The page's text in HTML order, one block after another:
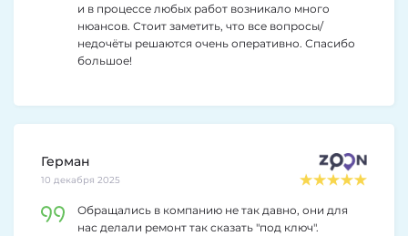
и в процессе любых работ возникало много
нюансов. Стоит заметить, что все вопросы/
недочёты решаются очень оперативно. Спасибо
большое!
Герман
10 декабря 2025
Обращались в компанию не так давно, они для
нас делали ремонт так сказать "под ключ".